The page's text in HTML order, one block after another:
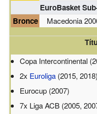
EuroBasket
Bronce
Macedonia
Copa Intercontinental
2x Euroliga (2015, 2018)
Eurocup (2007)
7x Liga ACB (2005,